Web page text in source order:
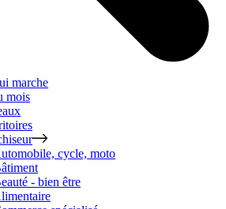
marche
mois
cycle, moto
- bien être